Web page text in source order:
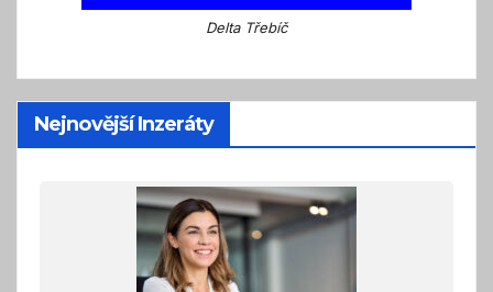
Delta Třebíč
Nejnovější Inzeráty